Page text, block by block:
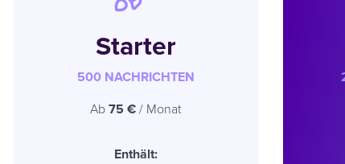
Starter
500 NACHRICHTEN
Ab75 €/ Monat
Enthält: